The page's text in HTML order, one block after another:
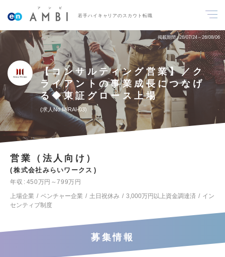
若手ハイキャリアのスカウト転職
掲載期間 26/07/24～26/08/06
【コンサルティング営業】／ク
ライアントの事業成長につなげ
る◆東証グロース上場
求人No.MIRAI-03
営業（法人向け）
株式会社みらいワークス
年収
450万円～799万円
上場企業
ベンチャー企業 土日祝休み 3,000万円以上資金調達済
イン
センティブ制度
募集情報